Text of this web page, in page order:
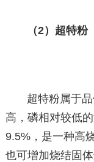
（2）超特
超特粉属于
高，磷相对较低
9.5%，是一种高
也可增加烧结固